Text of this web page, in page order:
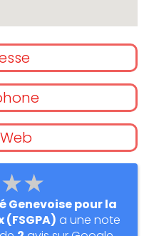
Genevoise pour la
a une note